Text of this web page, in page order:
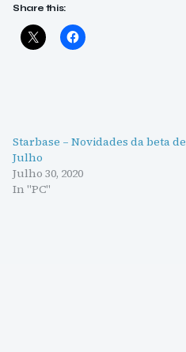
Share this:
Starbase – Novidades da beta de
Julho
Julho 30, 2020
In "PC"